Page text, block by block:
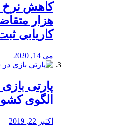
هزار
کاریابی
می 14, 2020
پارتی
الگوی
اکتبر 22, 2019